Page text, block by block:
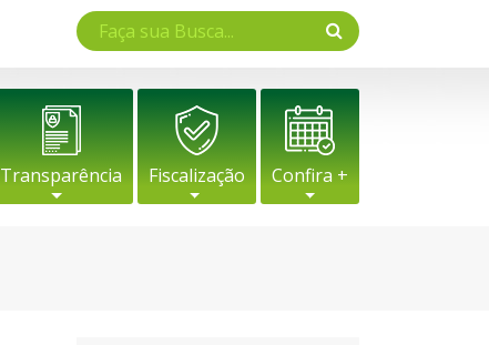
Transparência Fiscalização Confira +